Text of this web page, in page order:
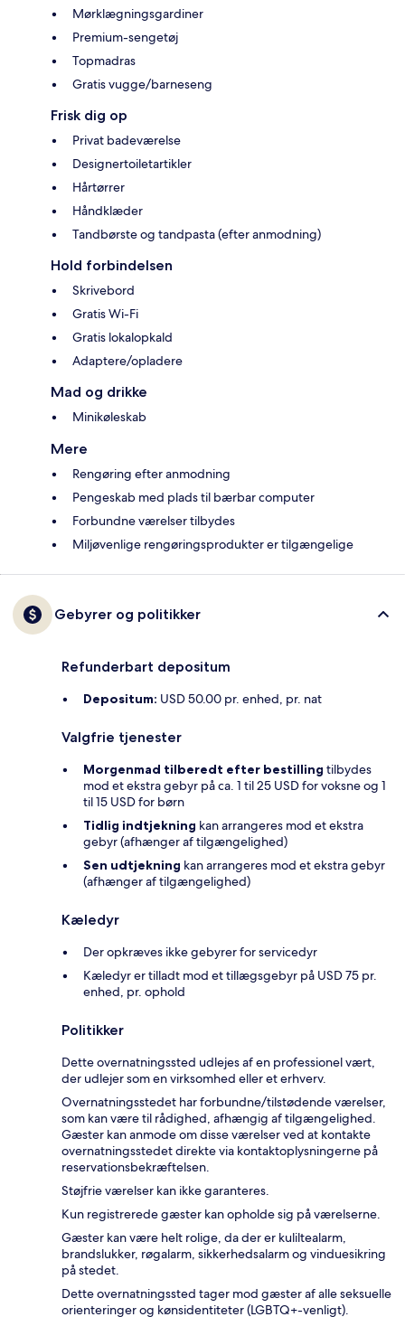
Mørklægningsgardiner
Premium-sengetøj
Topmadras
Gratis vugge/barneseng
Frisk dig op
Privat badeværelse
Designertoiletartikler
Hårtørrer
Håndklæder
Tandbørste og tandpasta (efter anmodning)
Hold forbindelsen
Skrivebord
Gratis Wi-Fi
Gratis lokalopkald
Adaptere/opladere
Mad og drikke
Minikøleskab
Mere
Rengøring efter anmodning
Pengeskab med plads til bærbar computer
Forbundne værelser tilbydes
Miljøvenlige rengøringsprodukter er tilgængelige
Gebyrer og politikker
Refunderbart depositum
Depositum: USD 50.00 pr. enhed, pr. nat
Valgfrie tjenester
Morgenmad tilberedt efter bestilling tilbydes
mod et ekstra gebyr på ca. 1 til 25 USD for voksne og 1
til 15 USD for børn
Tidlig indtjekning kan arrangeres mod et ekstra
gebyr (afhænger af tilgængelighed)
Sen udtjekning kan arrangeres mod et ekstra gebyr
(afhænger af tilgængelighed)
Kæledyr
Der opkræves ikke gebyrer for servicedyr
Kæledyr er tilladt mod et tillægsgebyr på USD 75 pr.
enhed, pr. ophold
Politikker
Dette overnatningssted udlejes af en professionel vært,
der udlejer som en virksomhed eller et erhverv.
Overnatningsstedet har forbundne/tilstødende værelser,
som kan være til rådighed, afhængig af tilgængelighed.
Gæster kan anmode om disse værelser ved at kontakte
overnatningsstedet direkte via kontaktoplysningerne på
reservationsbekræftelsen.
Støjfrie værelser kan ikke garanteres.
Kun registrerede gæster kan opholde sig på værelserne.
Gæster kan være helt rolige, da der er kuliltealarm,
brandslukker, røgalarm, sikkerhedsalarm og vinduesikring
på stedet.
Dette overnatningssted tager mod gæster af alle seksuelle
orienteringer og kønsidentiteter (LGBTQ+-venligt).